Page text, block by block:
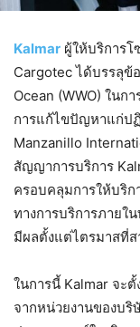
Kalmar ผู้ให้บริการ
Cargotec ได้บรรลุข้
Ocean (WWO) ในก
การแก้ไขปัญหาแก่ปฏิ
Manzanillo
สัญญาการบริการ
ครอบคลุมการให้บริ
ทางการบริการภายใ
มีผลตั้งแต่ไตรมาสที่
ในการนี้ Kalmar จะ
จากหน่วยงานของบริ